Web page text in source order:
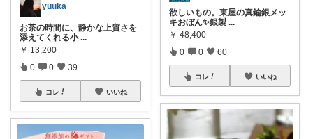
yuuka
お茶の時間に、静かな上質さを
添えてくれる小 ...
￥ 13,200
0 0 39
コレ いいね
欲しいもの。東屋の真鍮銀メッ
キおぼん✨銀製 ...
￥ 48,400
0 0 60
コレ いいね